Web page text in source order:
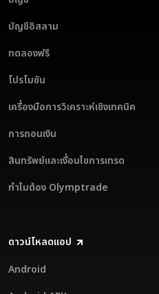
บัญชีอิสลาม
ทดลองฟรี
โปรโมชัน
เครื่องมือการวิเคราะห์เชิงเทคนิค
การถอนเงิน
สินทรัพย์และเงื่อนไขการเทรด
ทำไมต้อง Olymptrade
ดาวน์โหลดแอป
Android